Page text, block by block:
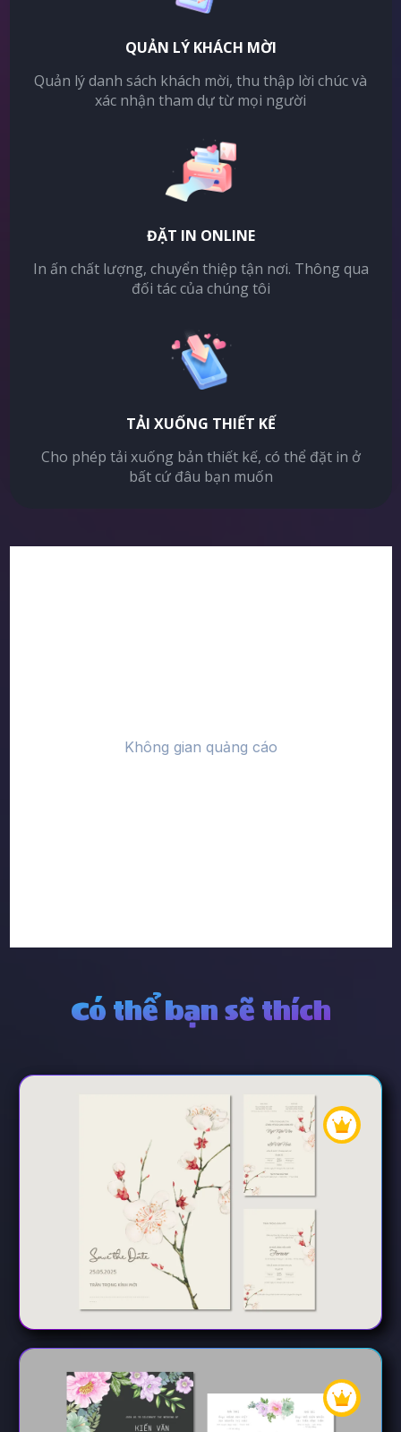
QUẢN LÝ KHÁCH MỜI
Quản lý danh sách khách mời, thu thập lời chúc và
xác nhận tham dự từ mọi người
ĐẶT IN ONLINE
In ấn chất lượng, chuyển thiệp tận nơi. Thông qua
đối tác của chúng tôi
TẢI XUỐNG THIẾT KẾ
Cho phép tải xuống bản thiết kế, có thể đặt in ở
bất cứ đâu bạn muốn
Có thể bạn sẽ thích